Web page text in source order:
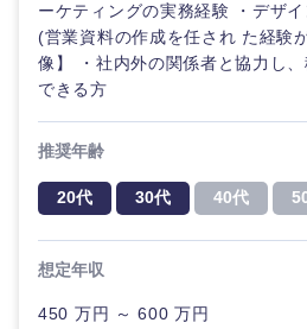
ーケティングの実務経験 ・デザ
(営業資料の作成を任され た経験
像】 ・社内外の関係者と協力し
できる方
推奨年齢
20代 30代 40代
想定年収
450 万円 ～ 600 万円